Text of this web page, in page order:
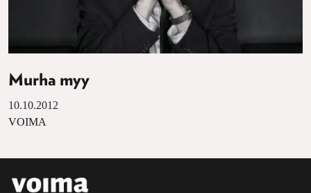
Murha myy
10.10.2012
VOIMA